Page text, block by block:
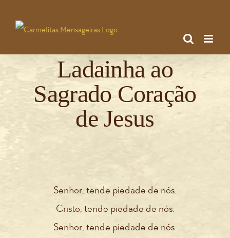
Ladainha ao
Sagrado Coração
de Jesus
Senhor, tende piedade de nós.
Cristo, tende piedade de nós.
Senhor, tende piedade de nós.